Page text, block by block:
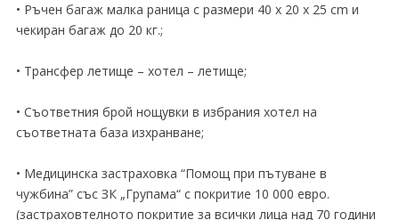
• Ръчен багаж малка раница с размери 40 x 20 x 25 cm и
чекиран багаж до 20 кг.;
• Трансфер летище – хотел – летище;
• Съответния брой нощувки в избрания хотел на
съответната база изхранване;
• Медицинска застраховка “Помощ при пътуване в
чужбина” със ЗК „Групама“ с покритие 10 000 евро.
(застраховтелното покритие за всички лица над 70 години